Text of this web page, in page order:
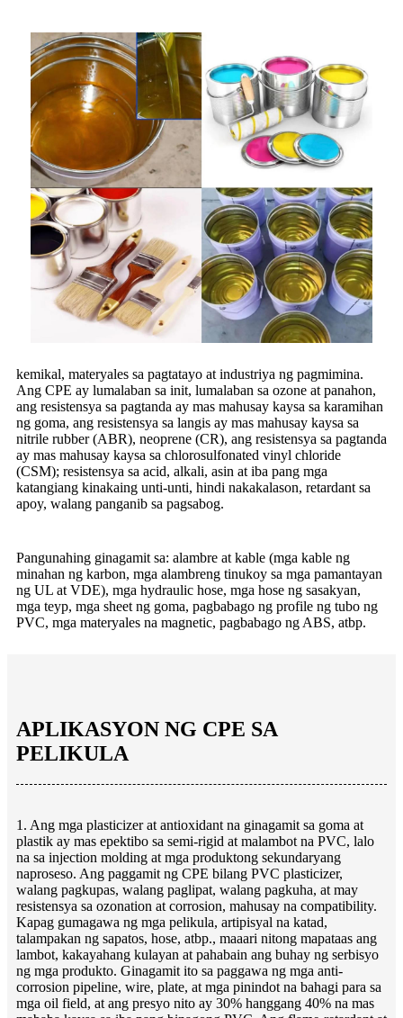
kemikal, materyales sa pagtatayo at industriya ng pagmimina.
Ang CPE ay lumalaban sa init, lumalaban sa ozone at panahon,
ang resistensya sa pagtanda ay mas mahusay kaysa sa karamihan
ng goma, ang resistensya sa langis ay mas mahusay kaysa sa
nitrile rubber (ABR), neoprene (CR), ang resistensya sa pagtanda
ay mas mahusay kaysa sa chlorosulfonated vinyl chloride
(CSM); resistensya sa acid, alkali, asin at iba pang mga
katangiang kinakaing unti-unti, hindi nakakalason, retardant sa
apoy, walang panganib sa pagsabog.
Pangunahing ginagamit sa: alambre at kable (mga kable ng
minahan ng karbon, mga alambreng tinukoy sa mga pamantayan
ng UL at VDE), mga hydraulic hose, mga hose ng sasakyan,
mga teyp, mga sheet ng goma, pagbabago ng profile ng tubo ng
PVC, mga materyales na magnetic, pagbabago ng ABS, atbp.
APLIKASYON NG CPE SA
PELIKULA
1. Ang mga plasticizer at antioxidant na ginagamit sa goma at
plastik ay mas epektibo sa semi-rigid at malambot na PVC, lalo
na sa injection molding at mga produktong sekundaryang
naproseso. Ang paggamit ng CPE bilang PVC plasticizer,
walang pagkupas, walang paglipat, walang pagkuha, at may
resistensya sa ozonation at corrosion, mahusay na compatibility.
Kapag gumagawa ng mga pelikula, artipisyal na katad,
talampakan ng sapatos, hose, atbp., maaari nitong mapataas ang
lambot, kakayahang kulayan at pahabain ang buhay ng serbisyo
ng mga produkto. Ginagamit ito sa paggawa ng mga anti-
corrosion pipeline, wire, plate, at mga pinindot na bahagi para sa
mga oil field, at ang presyo nito ay 30% hanggang 40% na mas